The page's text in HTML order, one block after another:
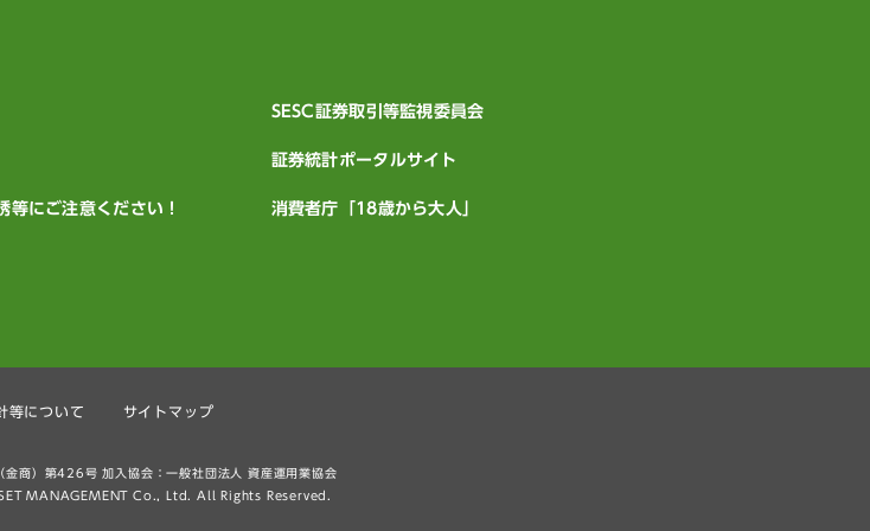
等にご注意ください！
SESC証券取引等監視委員会
証券統計ポータルサイト
消費者庁「18歳から大人」
等について サイトマップ
金商）第426号 加入協会：一般社団法人 資産運用業協会
MANAGEMENT Co., Ltd. All Rights Reserved.